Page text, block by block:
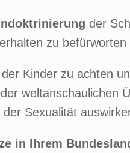
der
zu befürworten
der Kinder zu achten
weltanschaulichen
Sexualität
in Ihrem